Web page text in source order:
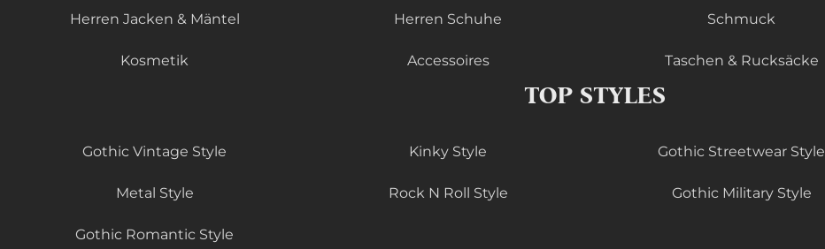
Herren Jacken & Mäntel Herren Schuhe Schmuck
Kosmetik Accessoires Taschen & Rucksäcke
TOP STYLES
Gothic Vintage Style Kinky Style Gothic Streetwear Style
Metal Style Rock N Roll Style Gothic Military Style
Gothic Romantic Style